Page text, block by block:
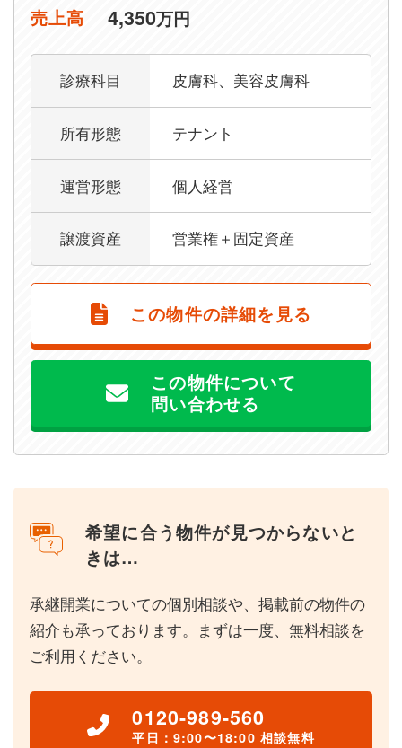
売上高 4,350万円
診療科目 皮膚科、美容皮膚科
所有形態 テナント
運営形態 個人経営
譲渡資産 営業権＋固定資産
この物件の詳細を見る
この物件について
問い合わせる
希望に合う物件が見つからないと
きは…
承継開業についての個別相談や、掲載前の物件の
紹介も承っております。まずは一度、無料相談を
ご利用ください。
0120-989-560
平日：9:00〜18:00 相談無料